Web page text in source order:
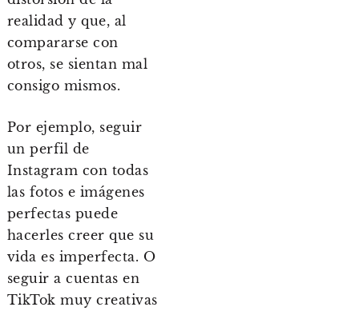
realidad y que, al
compararse con
otros, se sientan mal
consigo mismos.
Por ejemplo, seguir
un perfil de
Instagram con todas
las fotos e imágenes
perfectas puede
hacerles creer que su
vida es imperfecta. O
seguir a cuentas en
TikTok muy creativas